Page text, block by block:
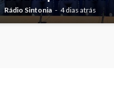
Rádio Sintonia 4 dias atrás